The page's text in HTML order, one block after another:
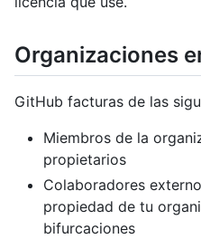
Organizaciones
GitHub facturas de las
Miembros de la
propietarios
Colaboradores
propiedad de tu
bifurcaciones